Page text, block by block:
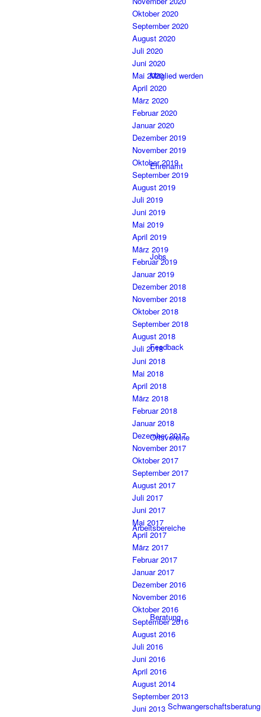
Mitglied werden
Ehrenamt
Jobs
Feedback
Ortsvereine
Arbeitsbereiche
Beratung
Schwangerschaftsberatung
Oktober 2020
September 2020
August 2020
Juli 2020
Juni 2020
Mai 2020
April 2020
März 2020
Februar 2020
Januar 2020
Dezember 2019
November 2019
Oktober 2019
September 2019
August 2019
Juli 2019
Juni 2019
Mai 2019
April 2019
März 2019
Februar 2019
Januar 2019
Dezember 2018
November 2018
Oktober 2018
September 2018
August 2018
Juli 2018
Juni 2018
Mai 2018
April 2018
März 2018
Februar 2018
Januar 2018
Dezember 2017
November 2017
Oktober 2017
September 2017
August 2017
Juli 2017
Juni 2017
Mai 2017
April 2017
März 2017
Februar 2017
Januar 2017
Dezember 2016
November 2016
Oktober 2016
September 2016
August 2016
Juli 2016
Juni 2016
April 2016
August 2014
September 2013
Juni 2013